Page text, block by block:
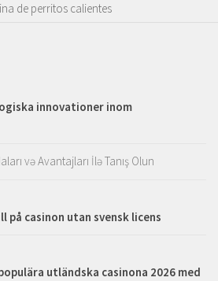
de perritos calientes
innovationer inom
və Avantajları İlə Tanış Olun
casinon utan svensk licens
utländska casinona 2026 med